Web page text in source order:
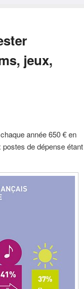
jeux,
année 650 € en
de dépense étant